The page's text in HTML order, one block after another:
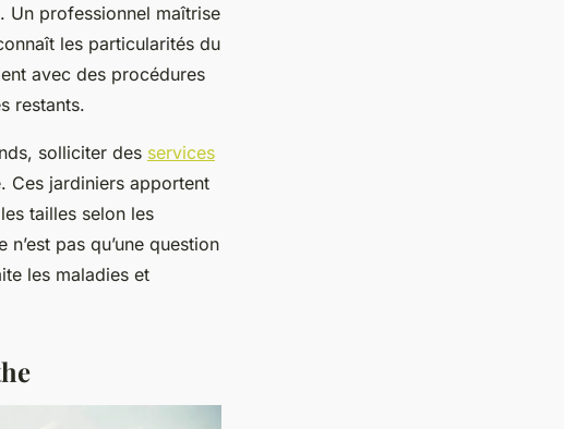
Un professionnel maîtrise
les particularités du
avec des procédures
restants.
solliciter des services
Ces jardiniers apportent
tailles selon les
pas qu’une question
les maladies et